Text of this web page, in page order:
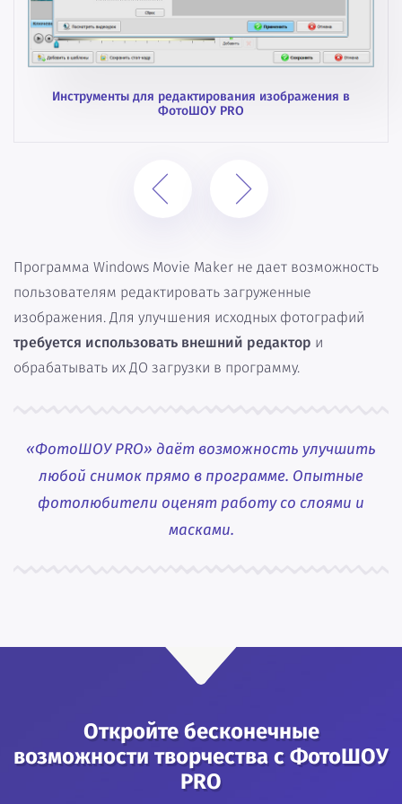
Инструменты для редактирования изображения в
ФотоШОУ PRO
Программа Windows Movie Maker не дает возможность
пользователям редактировать загруженные
изображения. Для улучшения исходных фотографий
требуется использовать внешний редактор и
обрабатывать их ДО загрузки в программу.
«ФотоШОУ PRO» даёт возможность улучшить
любой снимок прямо в программе. Опытные
фотолюбители оценят работу со слоями и
масками.
Откройте бесконечные
возможности творчества с ФотоШОУ
PRO